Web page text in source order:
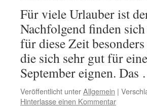
Für viele Urlauber ist
Nachfolgend finden
für diese Zeit
die sich sehr gut für
September eignen.
Veröffentlicht unterAllgemein |
Hinterlasse einen Kommentar